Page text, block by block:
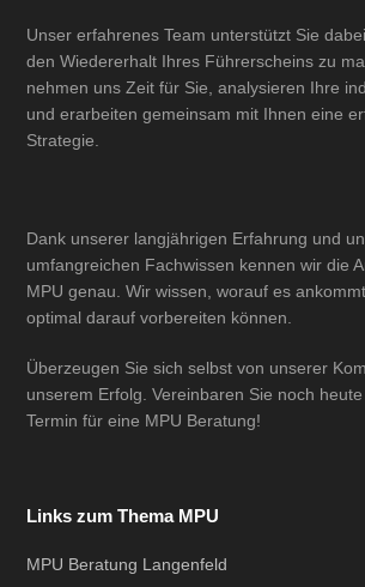
Unser erfahrenes Team unterstützt Sie
den Wiedererhalt Ihres Führerscheins zu
nehmen uns Zeit für Sie, analysieren Ihre
und erarbeiten gemeinsam mit Ihnen eine
Strategie.
Dank unserer langjährigen Erfahrung und
umfangreichen Fachwissen kennen wir die
MPU genau. Wir wissen, worauf es
optimal darauf vorbereiten können.
Überzeugen Sie sich selbst von unserer
unserem Erfolg. Vereinbaren Sie noch
Termin für eine MPU Beratung!
Links zum Thema MPU
MPU Beratung Langenfeld